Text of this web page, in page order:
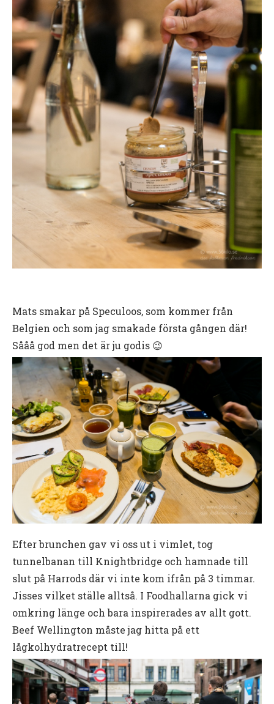
Mats smakar på Speculoos, som kommer från
Belgien och som jag smakade första gången där!
Sååå god men det är ju godis 😉
Efter brunchen gav vi oss ut i vimlet, tog
tunnelbanan till Knightbridge och hamnade till
slut på Harrods där vi inte kom ifrån på 3 timmar.
Jisses vilket ställe alltså. I Foodhallarna gick vi
omkring länge och bara inspirerades av allt gott.
Beef Wellington måste jag hitta på ett
lågkolhydratrecept till!